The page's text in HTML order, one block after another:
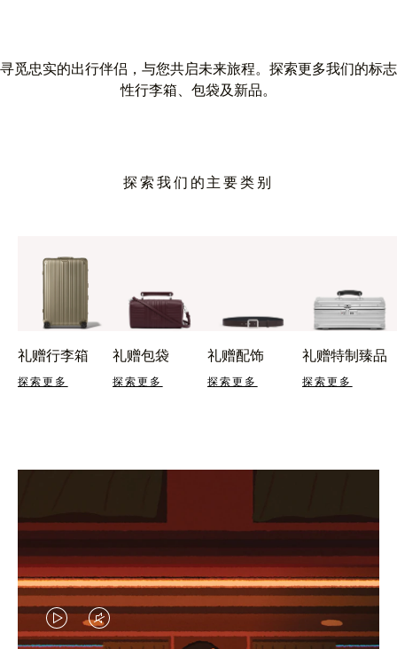
寻觅忠实的出行伴侣，与您共启未来旅程。探索更多我们的标志
性行李箱、包袋及新品。
探索我们的主要类别
礼赠行李箱
探索更多
礼赠包袋
探索更多
礼赠配饰
探索更多
礼赠特制臻品
探索更多
视
视